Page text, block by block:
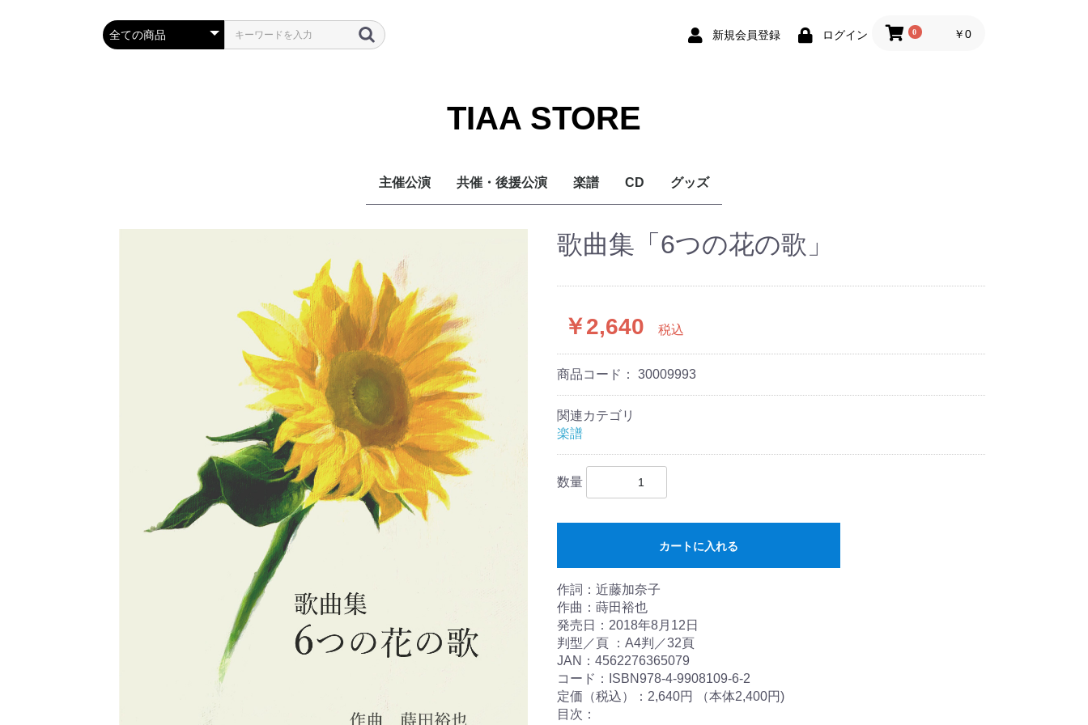
新規会員登録 ログイン 0 ￥0
TIAA STORE
主催公演 共催・後援公演 楽譜 CD グッズ
歌曲集「6つの花の歌」
￥2,640 税込
商品コード： 30009993
関連カテゴリ
楽譜
数量
カートに入れる
作詞：近藤加奈子
作曲：蒔田裕也
発売日：2018年8月12日
判型／頁 ：A4判／32頁
JAN：4562276365079
コード：ISBN978-4-9908109-6-2
定価（税込）：2,640円 （本体2,400円)
目次：